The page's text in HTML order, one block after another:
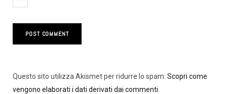
Questo sito utilizza Akismet per ridurre lo spam. Scopri come
vengono elaborati i dati derivati dai commenti